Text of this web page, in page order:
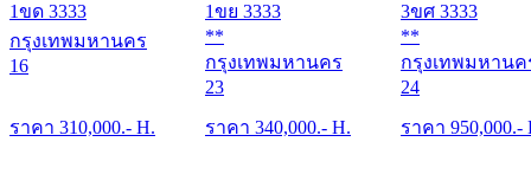
1ขด 3333
กรุงเทพมหานคร
16
ราคา 310,000.- H.
1ขย 3333
**
กรุงเทพมหานคร
23
ราคา 340,000.- H.
3ขศ 3333
**
กรุงเทพมหานค
24
ราคา 950,000.-